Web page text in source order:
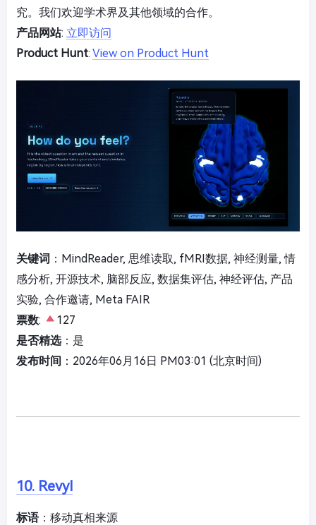
究。我们欢迎学术界及其他领域的合作。
产品网站: 立即访问
Product Hunt: View on Product Hunt
关键词 ：MindReader, 思维读取, fMRI数据, 神经测量, 情
感分析, 开源技术, 脑部反应, 数据集评估, 神经评估, 产品
实验, 合作邀请, Meta FAIR
票数:
127
是否精选：是
发布时间 ：2026年06月16日 PM03:01 (北京时间)
10. Revyl
标语：移动真相来源